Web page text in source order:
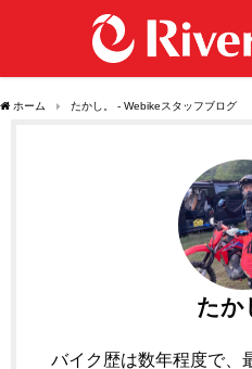
ホーム たかし。 - Webikeスタッフブログ
たか
バイク歴は数年程度で、